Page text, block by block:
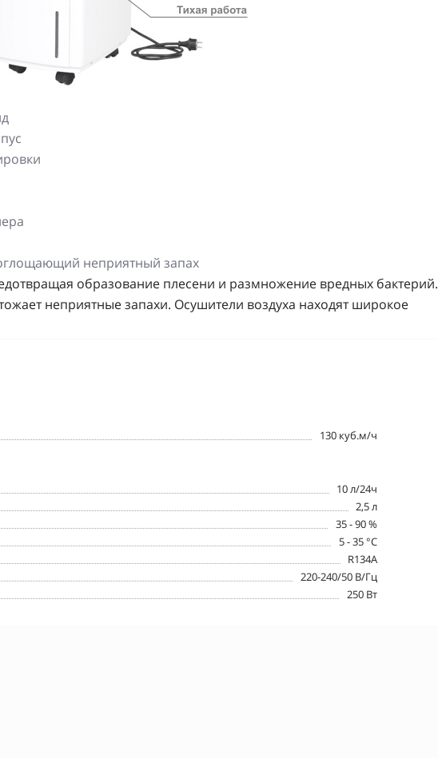
неприятный запах
образование плесени и размножение вредных бактерий.
неприятные запахи. Осушители воздуха находят широкое
130 куб.м/ч
10 л/24ч
2,5 л
35 - 90 %
5 - 35 °C
R134A
220-240/50 В/Гц
250 Вт